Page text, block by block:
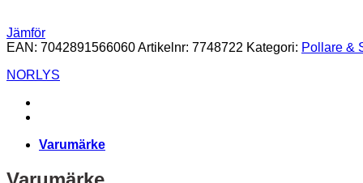
Jämför
EAN: 7042891566060Artikelnr: 7748722 Kategori: Pollare &
NORLYS
Varumärke